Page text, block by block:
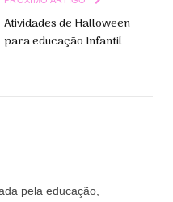
Atividades de Halloween
para educação Infantil
pela educação,